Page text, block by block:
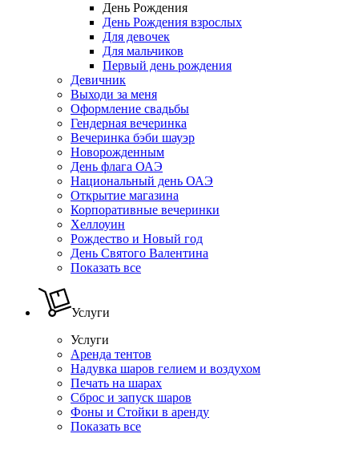
День Рождения
День Рождения взрослых
Для девочек
Для мальчиков
Первый день рождения
Девичник
Выходи за меня
Оформление свадьбы
Гендерная вечеринка
Вечеринка бэби шауэр
Новорожденным
День флага ОАЭ
Национальный день ОАЭ
Открытие магазина
Корпоративные вечеринки
Хеллоуин
Рождество и Новый год
День Святого Валентина
Показать все
Услуги
Услуги
Аренда тентов
Надувка шаров гелием и воздухом
Печать на шарах
Сброс и запуск шаров
Фоны и Стойки в аренду
Показать все